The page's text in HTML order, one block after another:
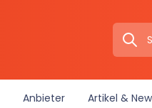
Anbieter Artikel &